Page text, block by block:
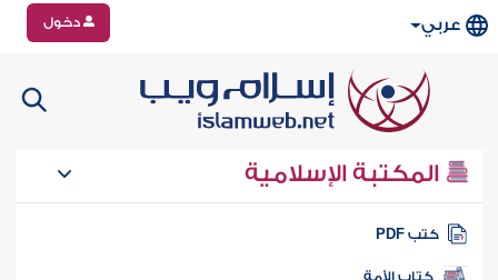
عربي دخول
المكتبة الإسلامية
كتب PDF